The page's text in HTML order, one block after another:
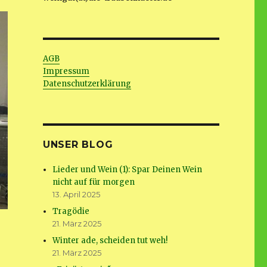
AGB
Impressum
Datenschutzerklärung
UNSER BLOG
Lieder und Wein (1): Spar Deinen Wein
nicht auf für morgen
13. April 2025
Tragödie
21. März 2025
Winter ade, scheiden tut weh!
21. März 2025